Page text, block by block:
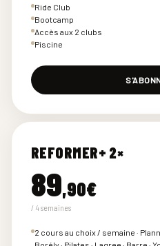
Ride Club
Bootcamp
Accès aux 2 clubs
Piscine
REFORMER+ 2×
89,90€
/ 4 semaines
2 cours au choix / semaine ·